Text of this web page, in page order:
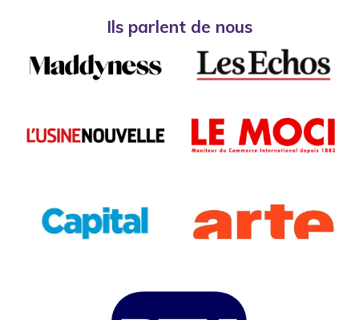
Ils parlent de nous